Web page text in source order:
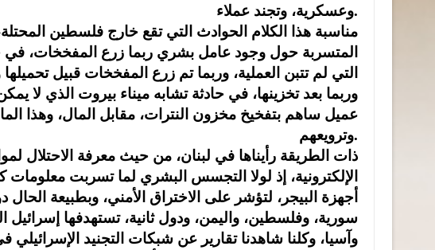
وعسكرية، وتجند عملاء.
مناسبة هذا الكلام الحوادث التي تقع خارج فلسطين المحتلة،
المتسربة حول وجود عامل بشري ربما زرع المفخخات، في
التي لم تتبن العملية، وربما تم زرع المفخخات قبيل
وربما بعد تخزينها، في حادثة تشابه ميناء بيروت الذي لا
عميل ساهم بتفخيخ مخزون النترات، مقابل المال، وهذا
وترويعهم.
ذات الطريقة رأيناها في لبنان، من حيث معرفة الاحتلال
الإلكترونية، إذ لولا التجسس البشري لما تسربت معلومات
أجهزة البيجر، لتؤشر على الاختراق الأمني، وبطبيعة
سورية، وفلسطين، واليمن، ودول ثانية، تستهدفها إسرائيل
وآسيا، وكلنا شاهدنا تقارير عن شبكات التجنيد الإسرائيلي